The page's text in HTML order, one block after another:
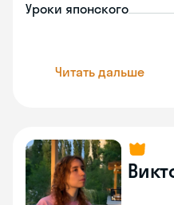
Уроки японского
Читать дальше